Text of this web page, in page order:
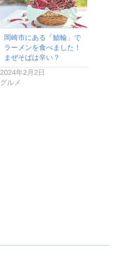
岡崎市にある「鯱輪」で
ラーメンを食べました！
まぜそばは辛い？
2024年2月2日
グルメ